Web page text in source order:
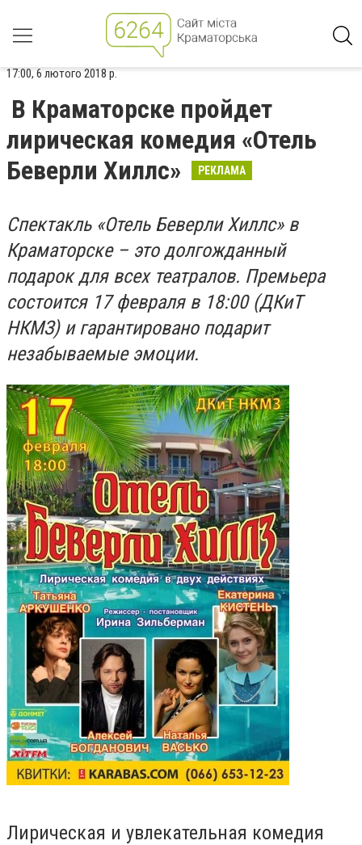
17:00, 6 лютого 2018 р.
В Краматорске пройдет
лирическая комедия «Отель
Беверли Хиллс»
РЕКЛАМА
Спектакль «Отель Беверли Хиллс» в
Краматорске – это долгожданный
подарок для всех театралов. Премьера
состоится 17 февраля в 18:00 (ДКиТ
НКМЗ) и гарантировано подарит
незабываемые эмоции.
Лирическая и увлекательная комедия